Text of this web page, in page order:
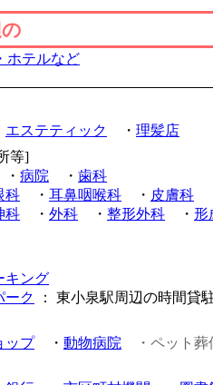
ホテルなど
エステティック ・ 理髪店
等]
病院 ・ 歯科
科 ・ 耳鼻咽喉科 ・ 皮膚科
科 ・ 外科 ・ 整形外科 ・ 形
キング
ーク
： 東小泉駅周辺の時間貸
ップ・ 動物病院
・ペット葬